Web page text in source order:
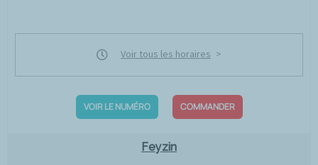
Voir tous les horaires
VOIR LE NUMÉRO COMMANDER
Feyzin